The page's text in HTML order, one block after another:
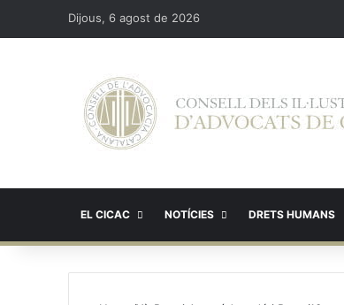
Dijous, 6 agost de 2026
EL CICAC NOTÍCIES DRETS HUMANS